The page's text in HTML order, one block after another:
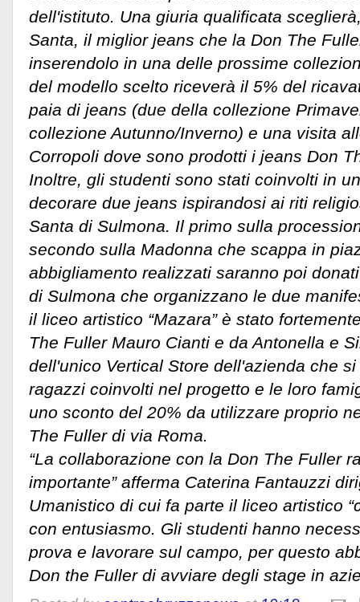
dell'istituto. Una giuria qualificata
Santa, il miglior jeans che la Don The
inserendolo in una delle prossime
del modello scelto riceverà il 5% del
paia di jeans (due della collezione
collezione Autunno/Inverno) e una visita
Corropoli dove sono prodotti i jeans Don
Inoltre, gli studenti sono stati coinvolti in
decorare due jeans ispirandosi ai riti
Santa di Sulmona. Il primo sulla
secondo sulla Madonna che scappa in
abbigliamento realizzati saranno poi
di Sulmona che organizzano le due
il liceo artistico “Mazara” è stato
The Fuller Mauro Cianti e da Antonella e
dell'unico Vertical Store dell'azienda che
ragazzi coinvolti nel progetto e le loro
uno sconto del 20% da utilizzare proprio
The Fuller di via Roma.
“La collaborazione con la Don The Fuller
importante” afferma Caterina Fantauzzi
Umanistico di cui fa parte il liceo artistico
con entusiasmo. Gli studenti hanno
prova e lavorare sul campo, per questo
Don the Fuller di avviare degli stage in